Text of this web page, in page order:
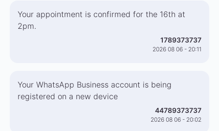
Your appointment is confirmed for the 16th at
2pm.
1789373737
2026 08 06 - 20:11
Your WhatsApp Business account is being
registered on a new device
44789373737
2026 08 06 - 20:02